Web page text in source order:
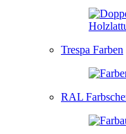
Trespa Farben
RAL